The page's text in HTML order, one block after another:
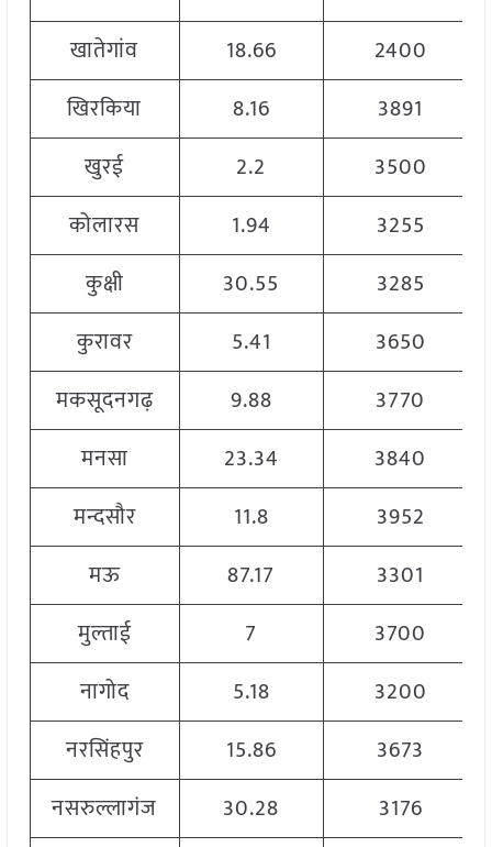
खातेगांव
18.66
2400
खिरकिया
8.16
3891
खुरई
2.2
3500
कोलारस
1.94
3255
कुक्षी
30.55
3285
कुरावर
5.41
3650
मकसूदनगढ़
9.88
3770
मनसा
23.34
3840
मन्दसौर
11.8
3952
मऊ
87.17
3301
मुल्ताई
7
3700
नागोद
5.18
3200
नरसिंहपुर
15.86
3673
नसरुल्लागंज
30.28
3176